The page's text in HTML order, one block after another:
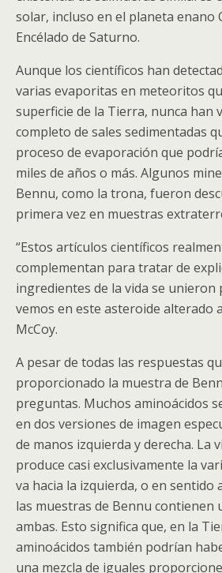
solar, incluso en el planeta enano
Encélado de Saturno.
Aunque los científicos han
varias evaporitas en meteoritos
superficie de la Tierra, nunca han
completo de sales sedimentadas
proceso de evaporación que
miles de años o más. Algunos
Bennu, como la trona, fueron
primera vez en muestras
“Estos artículos científicos
complementan para tratar de
ingredientes de la vida se unieron
vemos en este asteroide alterado
McCoy.
A pesar de todas las respuestas
proporcionado la muestra de
preguntas. Muchos aminoácidos
en dos versiones de imagen
de manos izquierda y derecha. La
produce casi exclusivamente la
va hacia la izquierda, o en
las muestras de Bennu contienen
ambas. Esto significa que, en la
aminoácidos también podrían
una mezcla de iguales